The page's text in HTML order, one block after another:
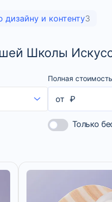
дизайну и контенту3
Школы
Полная стоимость
от ₽
Только